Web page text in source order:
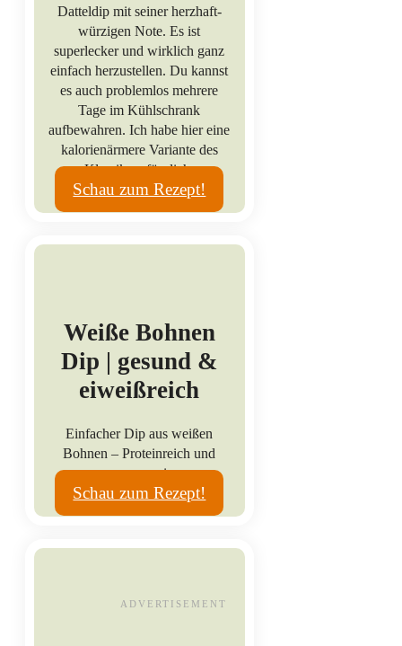
Datteldip mit seiner herzhaft-
würzigen Note. Es ist
superlecker und wirklich ganz
einfach herzustellen. Du kannst
es auch problemlos mehrere
Tage im Kühlschrank
aufbewahren. Ich habe hier eine
kalorienärmere Variante des
Klassikers für dich.
Schau zum Rezept!
Weiße Bohnen
Dip | gesund &
eiweißreich
Einfacher Dip aus weißen
Bohnen – Proteinreich und
super cremig.
Schau zum Rezept!